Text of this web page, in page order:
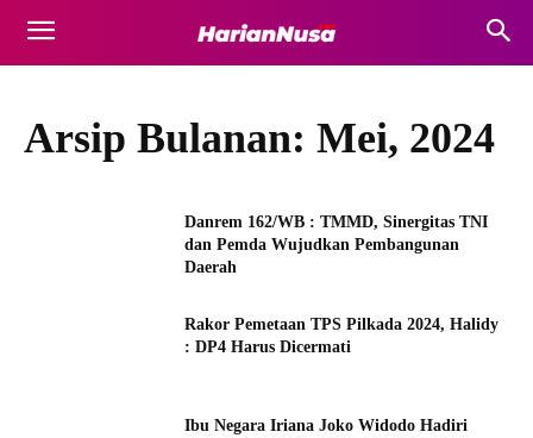
Arsip Bulanan: Mei, 2024
Danrem 162/WB : TMMD, Sinergitas TNI
dan Pemda Wujudkan Pembangunan
Daerah
Rakor Pemetaan TPS Pilkada 2024, Halidy
: DP4 Harus Dicermati
Ibu Negara Iriana Joko Widodo Hadiri